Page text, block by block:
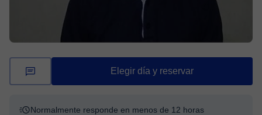
47 clases
Programación
Ofrece prueba gratuita
$ 12/
Elegir día y reservar
Normalmente responde en menos de 12 horas